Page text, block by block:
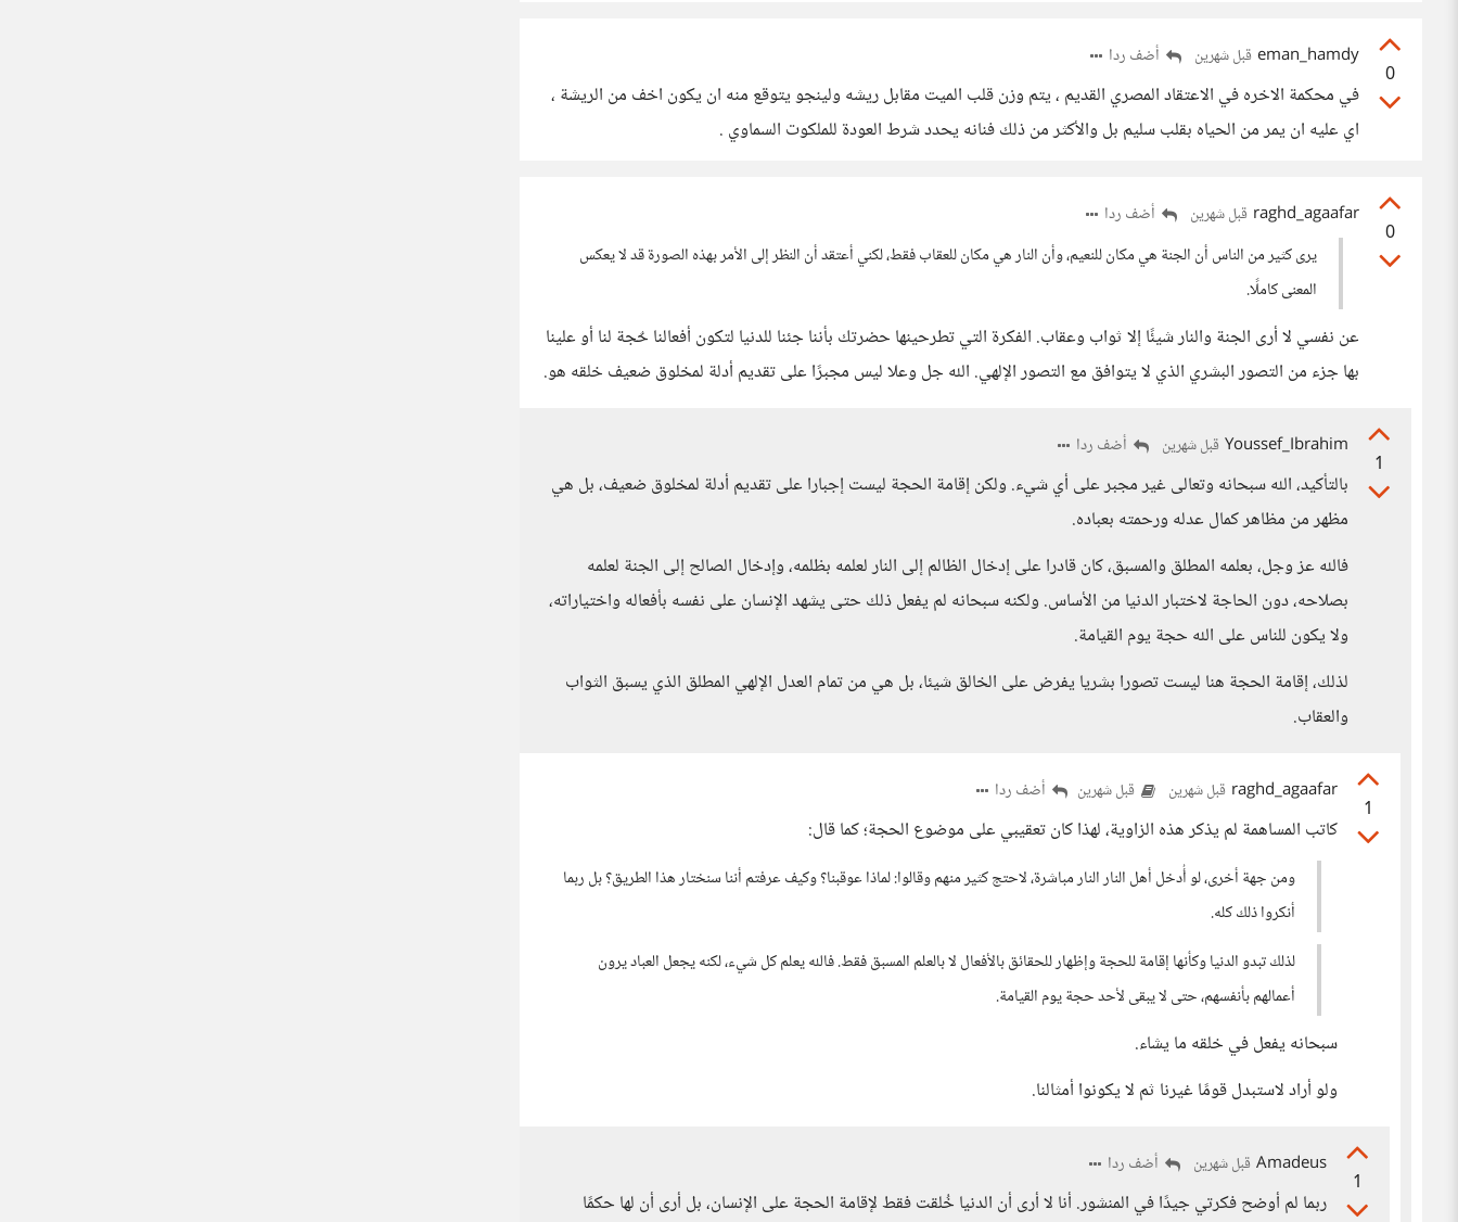
0
eman_hamdy قبل شهرين أضف ردا
في محكمة الاخره في الاعتقاد المصري القديم ، يتم وزن قلب الميت مقابل ريشه ولينجو يتوقع منه ان يكون اخف من الريشة ،
اي عليه ان يمر من الحياه بقلب سليم بل والأكثر من ذلك فنانه يحدد شرط العودة للملكوت السماوي .
0
raghd_agaafar قبل شهرين
أضف ردا
يرى كثير من الناس أن الجنة هي مكان للنعيم، وأن النار هي مكان للعقاب فقط، لكني أعتقد أن النظر إلى الأمر بهذه الصورة قد لا يعكس
المعنى كاملًا.
عن نفسي لا أرى الجنة والنار شيئًا إلا ثواب وعقاب. الفكرة التي تطرحينها حضرتك بأننا جئنا للدنيا لتكون أفعالنا حٌجة لنا أو علينا
بها جزء من التصور البشري الذي لا يتوافق مع التصور الإلهي. الله جل وعلا ليس مجبرًا على تقديم أدلة لمخلوق ضعيف خلقه هو.
1
Youssef_Ibrahim قبل شهرين أضف ردا
بالتأكيد، الله سبحانه وتعالى غير مجبر على أي شيء. ولكن إقامة الحجة ليست إجبارا على تقديم أدلة لمخلوق ضعيف، بل هي
مظهر من مظاهر كمال عدله ورحمته بعباده.
فالله عز وجل، بعلمه المطلق والمسبق، كان قادرا على إدخال الظالم إلى النار لعلمه بظلمه، وإدخال الصالح إلى الجنة لعلمه
بصلاحه، دون الحاجة لاختبار الدنيا من الأساس. ولكنه سبحانه لم يفعل ذلك حتى يشهد الإنسان على نفسه بأفعاله واختياراته،
ولا يكون للناس على الله حجة يوم القيامة.
لذلك، إقامة الحجة هنا ليست تصورا بشريا يفرض على الخالق شيئا، بل هي من تمام العدل الإلهي المطلق الذي يسبق الثواب
والعقاب.
1
raghd_agaafar قبل شهرين قبل شهرين أضف ردا
كاتب المساهمة لم يذكر هذه الزاوية، لهذا كان تعقيبي على موضوع الحجة؛ كما قال:
ومن جهة أخرى، لو أُدخل أهل النار النار مباشرة، لاحتج كثير منهم وقالوا: لماذا عوقبنا؟ وكيف عرفتم أننا سنختار هذا الطريق؟ بل ربما
أنكروا ذلك كله.
لذلك تبدو الدنيا وكأنها إقامة للحجة وإظهار للحقائق بالأفعال لا بالعلم المسبق فقط. فالله يعلم كل شيء، لكنه يجعل العباد يرون
أعمالهم بأنفسهم، حتى لا يبقى لأحد حجة يوم القيامة.
سبحانه يفعل في خلقه ما يشاء.
ولو أراد لاستبدل قومًا غيرنا ثم لا يكونوا أمثالنا.
1
Amadeus قبل شهرين أضف ردا
ربما لم أوضح فكرتي جيدًا في المنشور. أنا لا أرى أن الدنيا خُلقت فقط لإقامة الحجة على الإنسان، بل أرى أن لها حكمًا